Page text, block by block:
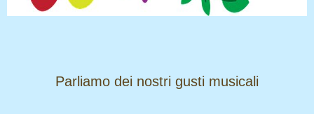
​​​​​​​Parliamo dei nostri gusti musicali